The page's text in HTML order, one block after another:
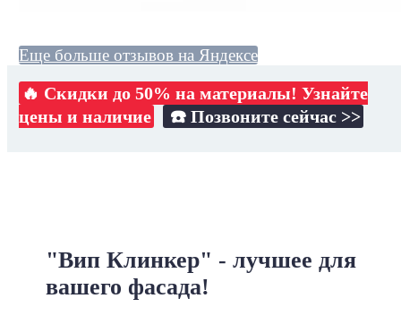
Еще больше отзывов на Яндексе
🔥 Скидки до 50% на материалы! Узнайте
цены и наличие
☎️ Позвоните сейчас >>
"Вип Клинкер" - лучшее для
вашего фасада!